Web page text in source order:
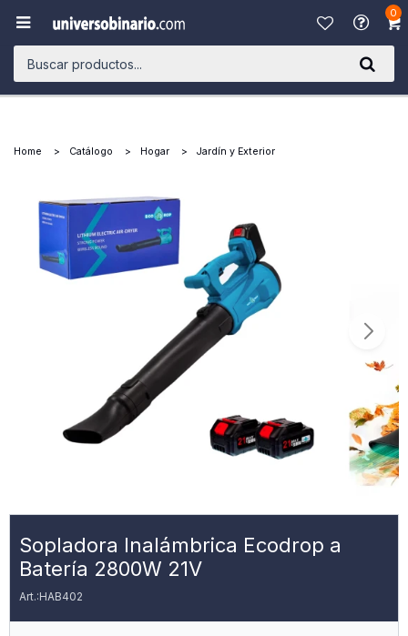
0

Home Catálogo Hogar Jardín y Exterior
Sopladora Inalámbrica Ecodrop a
Batería 2800W 21V
HAB402